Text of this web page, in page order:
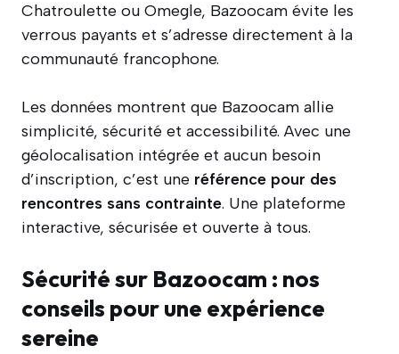
Chatroulette ou Omegle, Bazoocam évite les
verrous payants et s’adresse directement à la
communauté francophone.
Les données montrent que Bazoocam allie
simplicité, sécurité et accessibilité. Avec une
géolocalisation intégrée et aucun besoin
d’inscription, c’est une référence pour des
rencontres sans contrainte. Une plateforme
interactive, sécurisée et ouverte à tous.
Sécurité sur Bazoocam : nos
conseils pour une expérience
sereine